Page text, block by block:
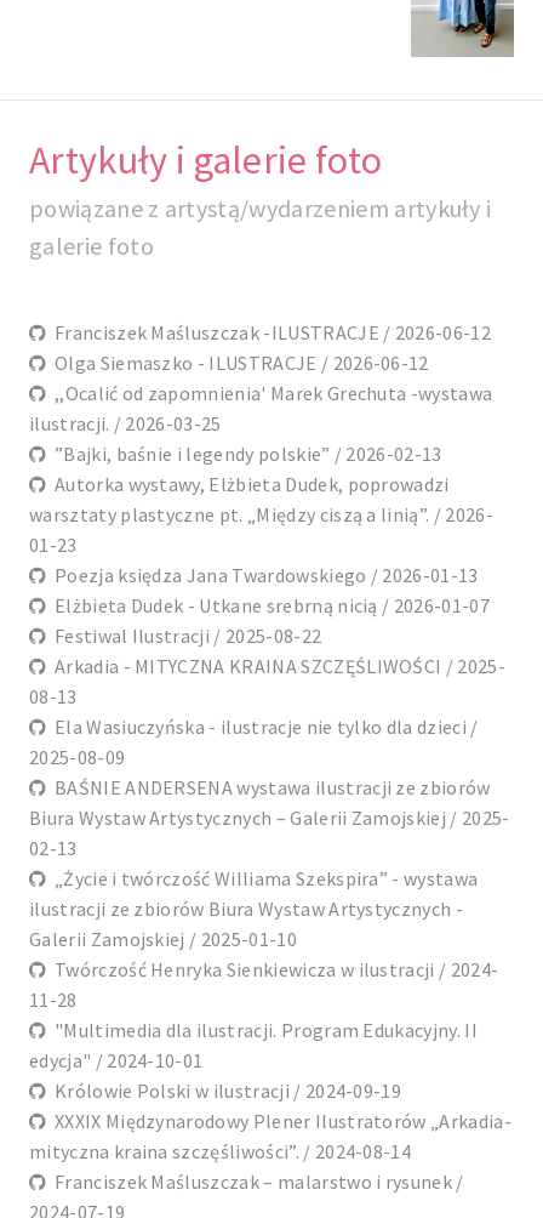
Artykuły i galerie foto
powiązane z artystą/wydarzeniem artykuły i
galerie foto
Franciszek Maśluszczak -ILUSTRACJE / 2026-06-12
Olga Siemaszko - ILUSTRACJE / 2026-06-12
,,Ocalić od zapomnienia' Marek Grechuta -wystawa
ilustracji. / 2026-03-25
”Bajki, baśnie i legendy polskie” / 2026-02-13
Autorka wystawy, Elżbieta Dudek, poprowadzi
warsztaty plastyczne pt. „Między ciszą a linią”. / 2026-
01-23
Poezja księdza Jana Twardowskiego / 2026-01-13
Elżbieta Dudek - Utkane srebrną nicią / 2026-01-07
Festiwal Ilustracji / 2025-08-22
Arkadia - MITYCZNA KRAINA SZCZĘŚLIWOŚCI / 2025-
08-13
Ela Wasiuczyńska - ilustracje nie tylko dla dzieci /
2025-08-09
BAŚNIE ANDERSENA wystawa ilustracji ze zbiorów
Biura Wystaw Artystycznych – Galerii Zamojskiej / 2025-
02-13
„Życie i twórczość Williama Szekspira” - wystawa
ilustracji ze zbiorów Biura Wystaw Artystycznych -
Galerii Zamojskiej / 2025-01-10
Twórczość Henryka Sienkiewicza w ilustracji / 2024-
11-28
"Multimedia dla ilustracji. Program Edukacyjny. II
edycja" / 2024-10-01
Królowie Polski w ilustracji / 2024-09-19
XXXIX Międzynarodowy Plener Ilustratorów „Arkadia-
mityczna kraina szczęśliwości”. / 2024-08-14
Franciszek Maśluszczak – malarstwo i rysunek /
2024-07-19